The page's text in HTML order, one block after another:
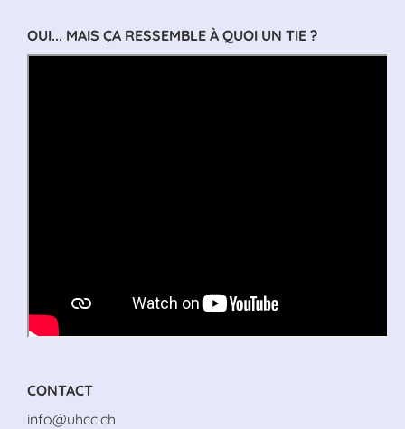
OUI... MAIS ÇA RESSEMBLE À QUOI UN TIE ?
CONTACT
info@uhcc.ch